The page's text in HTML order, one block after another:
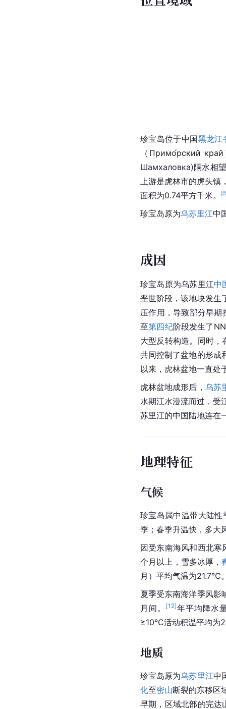
珍宝岛位于中国黑龙江
（Примо́рский
Шамхаловка)隔水相
上游是虎林市的虎头镇
面积为0.74平方千米。
[
珍宝岛原为乌苏里江中
成因
珍宝岛原为乌苏里江中
垩世阶段，该地块发生
压作用，导致部分早期
至第四纪阶段发生了
大型反转构造。同时，
共同控制了盆地的形成
以来，虎林盆地一直处
虎林盆地成形后， 乌苏
水期江水漫流而过，受
苏里江的中国陆地连在
地理特征
气候
珍宝岛属中温带大陆性
季；春季升温快，多大
因受东南海风和西北寒
个月以上，雪多冰厚，
月）平均气温为21.7℃
夏季受东南海洋季风影
月间。
[12]年平均降水
≥10℃活动积温平均为
地质
珍宝岛原为乌苏里江中
化至密山断裂的东移区
早期，区域北部的完达